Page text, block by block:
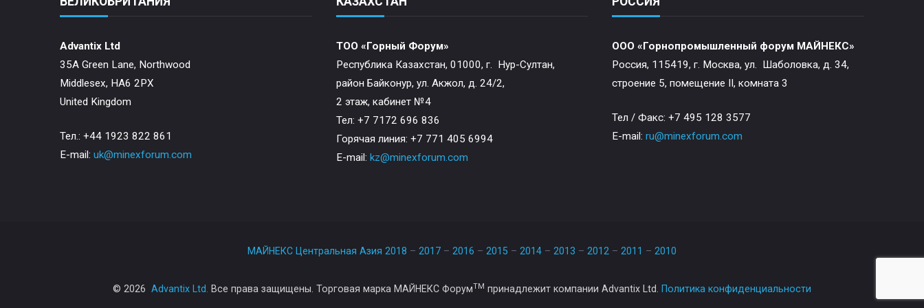
Advantix Ltd
35A Green Lane, Northwood
Middlesex, HA6 2PX
United Kingdom
Тел.: +44 1923 822 861
E-mail: uk@minexforum.com
ТОО «Горный Форум»
Республика Казахстан, 01000, г. Нур-Султан,
район Байконур, ул. Акжол, д. 24/2,
2 этаж, кабинет №4
Тел: +7 7172 696 836
Горячая линия: +7 771 405 6994
E-mail: kz@minexforum.com
ООО «Горнопромышленный форум МАЙНЕКС»
Россия, 115419, г. Москва, ул. Шаболовка, д. 34,
строение 5, помещение II, комната 3
Тел / Факс: +7 495 128 3577
E-mail:ru@minexforum.com
МАЙНЕКС Центральная Азия 2018 – 2017 – 2016 – 2015 – 2014 – 2013 – 2012 – 2011 – 2010
© 2026 Advantix Ltd. Все права защищены. Торговая марка МАЙНЕКС ФорумTM принадлежит компании Advantix Ltd. Политика конфиденциальности